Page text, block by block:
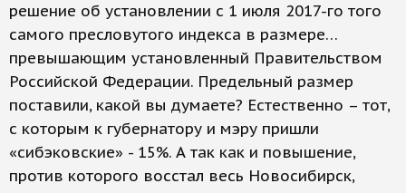
решение об установлении с 1 июля 2017-го того
самого пресловутого индекса в размере…
превышающим установленный Правительством
Российской Федерации. Предельный размер
поставили, какой вы думаете? Естественно – тот,
с которым к губернатору и мэру пришли
«сибэковские» - 15%. А так как и повышение,
против которого восстал весь Новосибирск,